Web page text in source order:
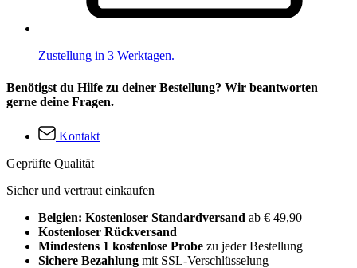
Zustellung in 3 Werktagen.
Benötigst du Hilfe zu deiner Bestellung? Wir beantworten
gerne deine Fragen.
Kontakt
Geprüfte Qualität
Sicher und vertraut einkaufen
Belgien: Kostenloser Standardversand ab € 49,90
Kostenloser Rückversand
Mindestens 1 kostenlose Probe zu jeder Bestellung
Sichere Bezahlung mit SSL-Verschlüsselung